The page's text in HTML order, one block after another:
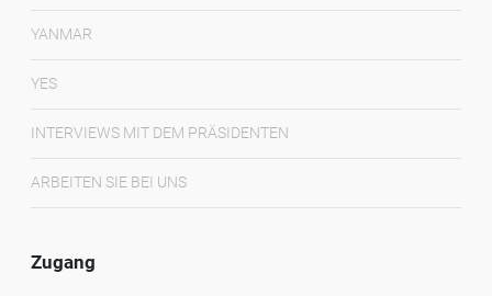
YANMAR
YES
INTERVIEWS MIT DEM PRÄSIDENTEN
ARBEITEN SIE BEI UNS
Zugang